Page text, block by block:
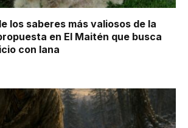
los saberes más valiosos de la
en El Maitén que busca
con lana